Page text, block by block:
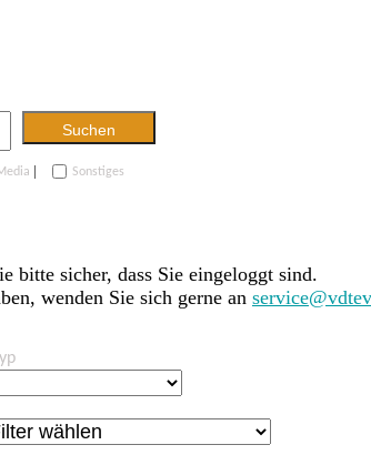
Suchen
| Sonstiges
bitte sicher, dass Sie eingeloggt sind.
wenden Sie sich gerne an